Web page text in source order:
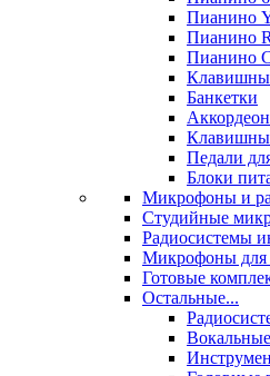
Пианино
Пианино
Пианино
Банкетки
Педали
Блоки
Микрофоны и
Студийные
Радиосистемы
Микрофоны для
Готовые
Остальные...